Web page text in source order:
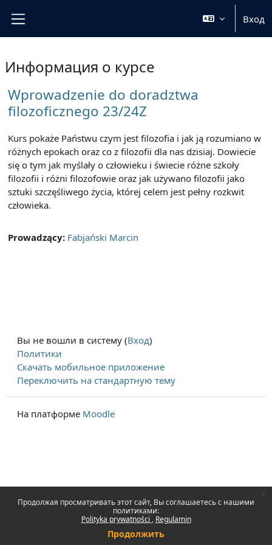
Продолжая просматривать этот сайт, Вы соглашаетесь с нашими
политиками:
Polityka prywatności
Regulamin
Продолжить
Вход
Информация о курсе
Wprowadzenie do doradztwa
filozoficznego 23/24Z
Kurs pokaże Państwu czym jest filozofia i jak ją rozumiano w
różnych epokach oraz co z filozofii dla nas dzisiaj. Dowiecie
się o tym jak myślały o człowieku i świecie różne szkoły
filozofii i różni filozofowie oraz jak używano filozofii jako
sztuki szczęśliwego życia, której celem jest pełny rozkwit
człowieka.
Prowadzący: Fabjański Marcin
Вы не вошли в систему (Вход)
Политики
Скачать мобильное приложение
Переключить на стандартную тему
На платформе Moodle